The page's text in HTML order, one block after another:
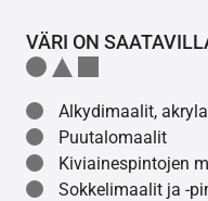
VÄRI ON
Alkydimaalit,
Puutalomaalit
Kiviainespintojen
Sokkelimaalit ja -